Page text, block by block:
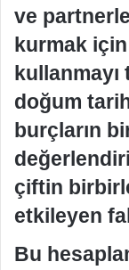
ve
kurmak
doğum
burçların
çiftin
etkileyen
Bu